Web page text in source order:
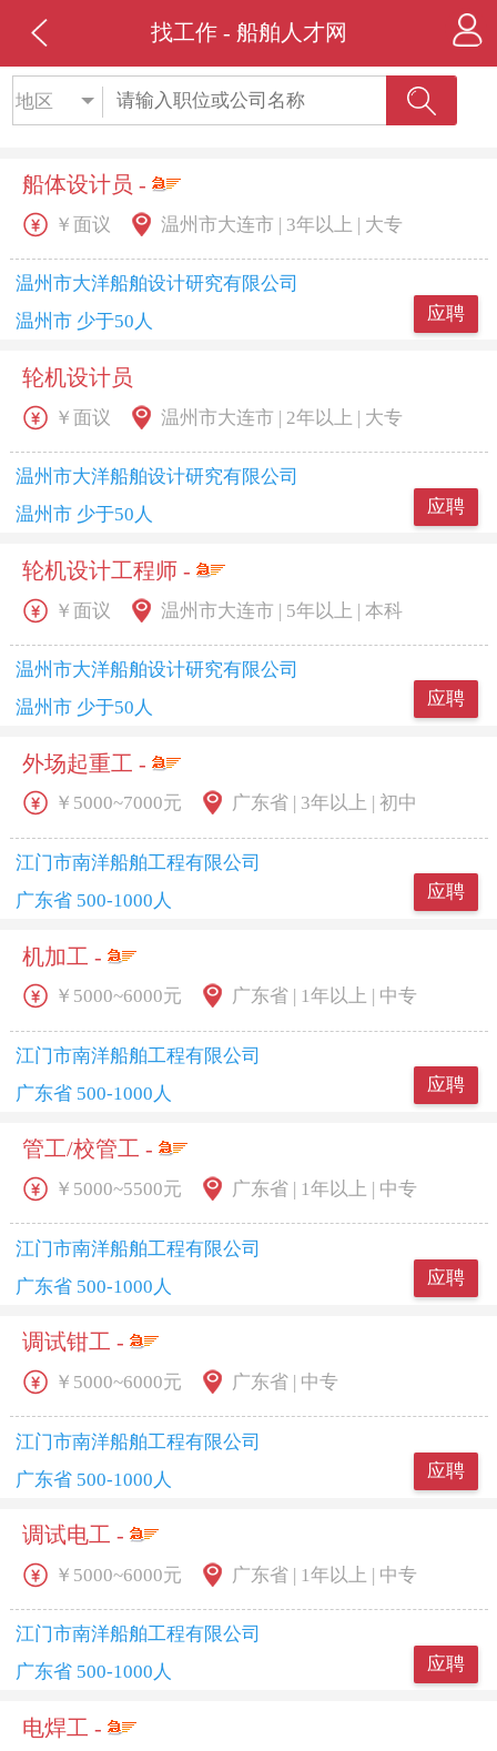
找工作 - 船舶人才网
地区
船体设计员 -
应聘
￥面议 温州市大连市 | 3年以上 | 大专
温州市大洋船舶设计研究有限公司
温州市 少于50人
轮机设计员
应聘
￥面议 温州市大连市 | 2年以上 | 大专
温州市大洋船舶设计研究有限公司
温州市 少于50人
轮机设计工程师 -
应聘
￥面议 温州市大连市 | 5年以上 | 本科
温州市大洋船舶设计研究有限公司
温州市 少于50人
外场起重工 -
应聘
￥5000~7000元 广东省 | 3年以上 | 初中
江门市南洋船舶工程有限公司
广东省 500-1000人
机加工 -
应聘
￥5000~6000元 广东省 | 1年以上 | 中专
江门市南洋船舶工程有限公司
广东省 500-1000人
管工/校管工 -
应聘
￥5000~5500元 广东省 | 1年以上 | 中专
江门市南洋船舶工程有限公司
广东省 500-1000人
调试钳工 -
应聘
￥5000~6000元 广东省 | 中专
江门市南洋船舶工程有限公司
广东省 500-1000人
调试电工 -
应聘
￥5000~6000元 广东省 | 1年以上 | 中专
江门市南洋船舶工程有限公司
广东省 500-1000人
电焊工 -